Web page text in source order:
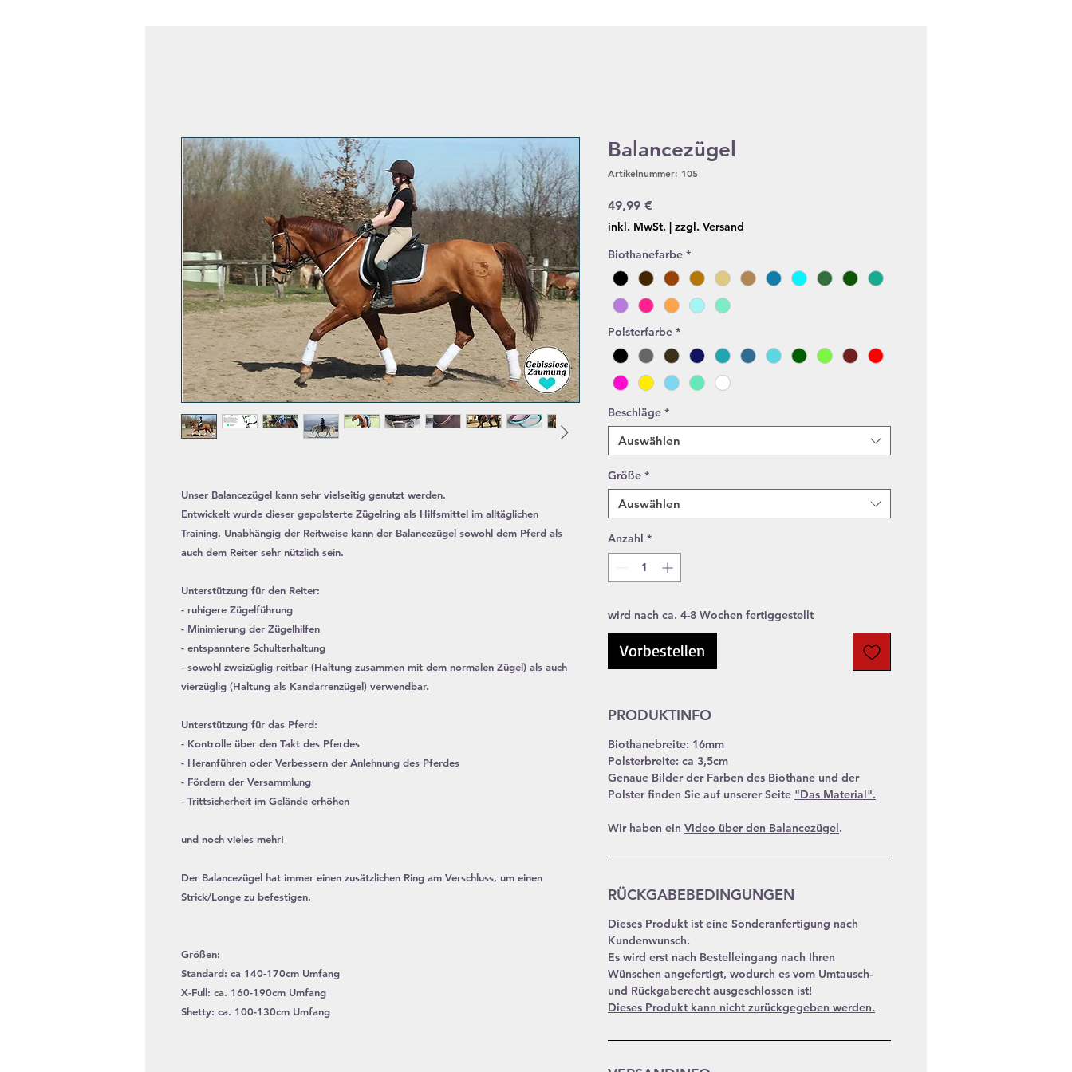
Unser Balancezügel kann sehr vielseitig genutzt werden.
Entwickelt wurde dieser gepolsterte Zügelring als Hilfsmittel im alltäglichen
Training. Unabhängig der Reitweise kann der Balancezügel sowohl dem Pferd als
auch dem Reiter sehr nützlich sein.
Unterstützung für den Reiter:
- ruhigere Zügelführung
- Minimierung der Zügelhilfen
- entspanntere Schulterhaltung
- sowohl zweizüglig reitbar (Haltung zusammen mit dem normalen Zügel) als auch
vierzüglig (Haltung als Kandarrenzügel) verwendbar.
Unterstützung für das Pferd:
- Kontrolle über den Takt des Pferdes
- Heranführen oder Verbessern der Anlehnung des Pferdes
- Fördern der Versammlung
- Trittsicherheit im Gelände erhöhen
und noch vieles mehr!
Der Balancezügel hat immer einen zusätzlichen Ring am Verschluss, um einen
Strick/Longe zu befestigen.
Größen:
Standard: ca 140-170cm Umfang
X-Full: ca. 160-190cm Umfang
Shetty: ca. 100-130cm Umfang
Balancezügel
Artikelnummer: 105
49,99 €
inkl. MwSt. | zzgl. Versand
Biothanefarbe *
Polsterfarbe *
Beschläge *
Auswählen
Größe *
Auswählen
Anzahl *
wird nach ca. 4-8 Wochen fertiggestellt
Vorbestellen
PRODUKTINFO
Biothanebreite: 16mm
Polsterbreite: ca 3,5cm
Genaue Bilder der Farben des Biothane und der
Polster finden Sie auf unserer Seite "Das Material".
Wir haben ein Video über den Balancezügel.
RÜCKGABEBEDINGUNGEN
Dieses Produkt ist eine Sonderanfertigung nach
Kundenwunsch.
Es wird erst nach Bestelleingang nach Ihren
Wünschen angefertigt, wodurch es vom Umtausch-
und Rückgaberecht ausgeschlossen ist!
Dieses Produkt kann nicht zurückgegeben werden.